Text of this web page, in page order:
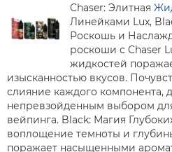
Chaser: Элитная
Линейками Lux,
Роскошь и
роскоши с Chaser
жидкостей
изысканностью вкусов.
слияние каждого компонента,
непревзойденным выбором
вейпинга. Black: Магия
воплощение темноты и
поражает насыщенными